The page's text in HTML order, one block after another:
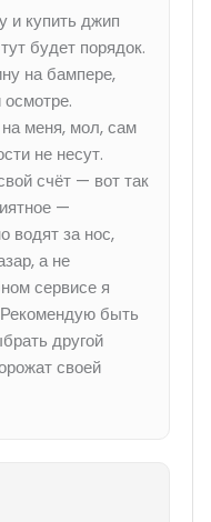
и купить джип
будет порядок.
на бампере,
меня, мол, сам
не несут.
счёт — вот так
—
водят за нос,
а не
сервисе я
быть
другой
своей